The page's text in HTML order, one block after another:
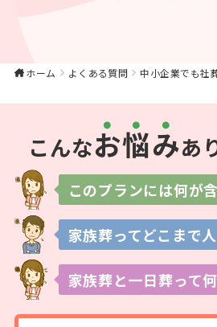
ホーム よくある質問 中小企業でも社
こんなお悩みあ
このプランには何が
家族葬ってどこまで
家族葬と一日葬って